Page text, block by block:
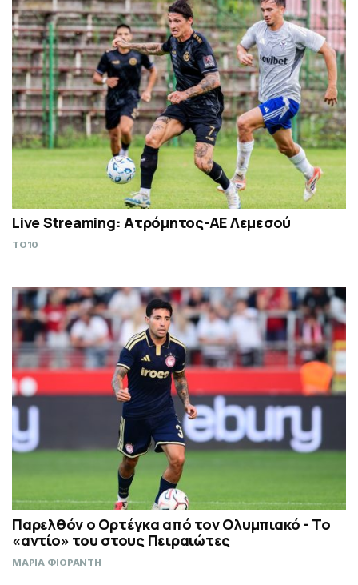
Live Streaming: Ατρόμητος-ΑΕ Λεμεσού
TO10
Παρελθόν ο Ορτέγκα από τον Ολυμπιακό - Το
«αντίο» του στους Πειραιώτες
ΜΑΡΙΑ ΦΙΟΡΑΝΤΗ